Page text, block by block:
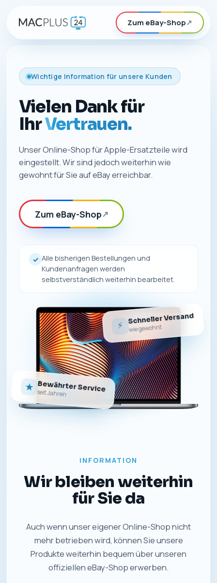
Zum eBay-Shop↗
Wichtige Information für unsere Kunden
Vielen Dank für
IhrVertrauen.
Unser Online-Shop für Apple-Ersatzteile wird
eingestellt. Wir sind jedoch weiterhin wie
gewohnt für Sie auf eBay erreichbar.
Zum eBay-Shop↗
✓ Alle bisherigen Bestellungen und
Kundenanfragen werden
selbstverständlich weiterhin bearbeitet.
⚡ Schneller Versand
wie gewohnt
★ Bewährter Service
seit Jahren
INFORMATION
Wir bleiben weiterhin
für Sie da
Auch wenn unser eigener Online-Shop nicht
mehr betrieben wird, können Sie unsere
Produkte weiterhin bequem über unseren
offiziellen eBay-Shop erwerben.